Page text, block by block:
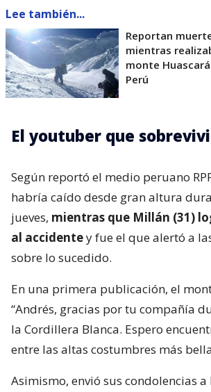
Lee también...
Reportan
mientras
monte
Perú
El youtuber que
Según reportó el medio peruano
habría caído desde gran altura
jueves, mientras que Millán (31)
al accidentey fue el que alertó a
sobre lo sucedido.
En una primera publicación, el
“Andrés, gracias por tu compañía
la Cordillera Blanca. Espero
entre las altas costumbres más
Asimismo, envió sus condolencias